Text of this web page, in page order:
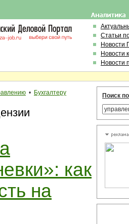
Статьи
Новости
Новости
Новости
• Бухгалтеру
как
на
Поиск